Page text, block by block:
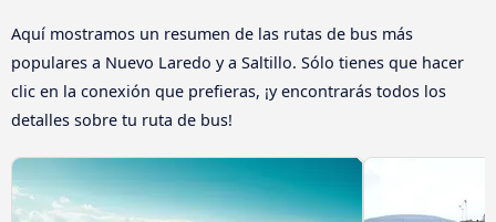
Aquí mostramos un resumen de las rutas de bus más
populares a Nuevo Laredo y a Saltillo. Sólo tienes que hacer
clic en la conexión que prefieras, ¡y encontrarás todos los
detalles sobre tu ruta de bus!